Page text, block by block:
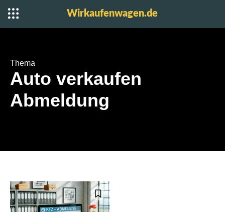
Wirkaufenwagen.de
Thema
Auto verkaufen
Abmeldung